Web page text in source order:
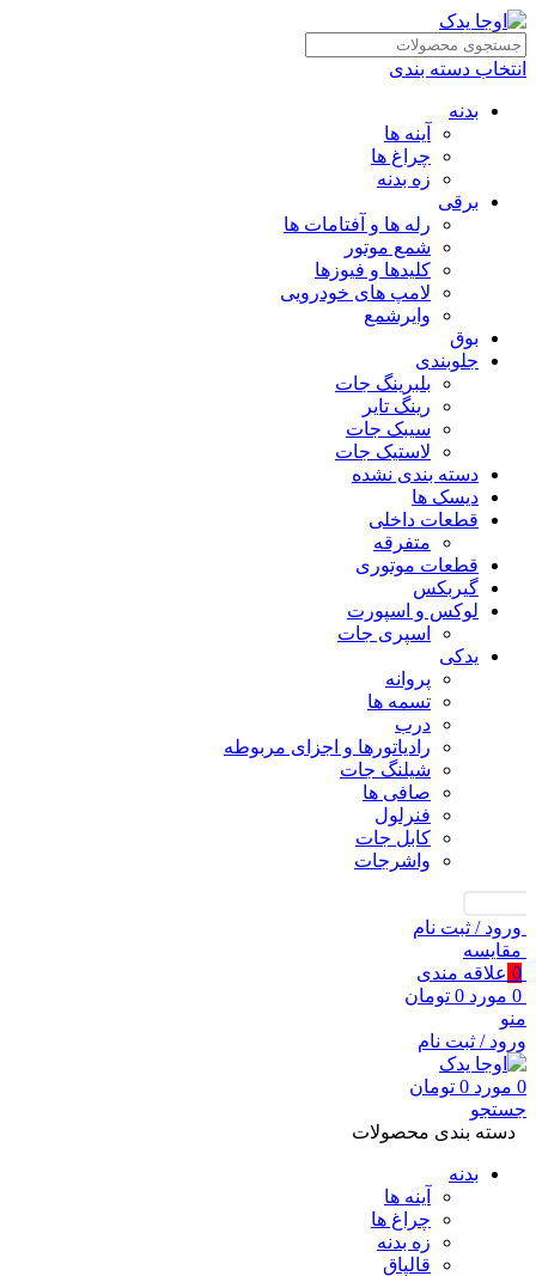
انتخاب دسته بندی
بدنه
آینه ها
چراغ ها
زه بدنه
برقی
رله ها و آفتامات ها
شمع موتور
کلیدها و فیوزها
لامپ های خودرویی
وایرشمع
بوق
جلوبندی
بلبرینگ جات
رینگ تایر
سیبک جات
لاستیک جات
دسته بندی نشده
دیسک ها
قطعات داخلی
متفرقه
قطعات موتوری
گیربکس
لوکس و اسپورت
اسپری جات
یدکی
پروانه
تسمه ها
درب
رادیاتورها و اجزای مربوطه
شیلنگ جات
صافی ها
فنرلول
کابل جات
واشرجات
ورود / ثبت نام
مقايسه
0 علاقه مندی
0 مورد 0 تومان
منو
ورود / ثبت نام
0 مورد 0 تومان
جستجو
دسته بندی محصولات
بدنه
آینه ها
چراغ ها
زه بدنه
قالپاق